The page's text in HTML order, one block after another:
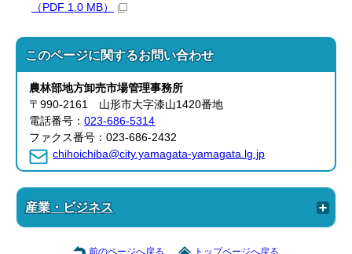
（PDF 1.0 MB）
このページに関するお問い合わせ
農林部地方卸売市場管理事務所
〒990-2161 山形市大字漆山1420番地
電話番号：023-686-5314
ファクス番号：023-686-2432
chihoichiba@city.yamagata-yamagata.lg.jp
産業・ビジネス
前のページへ戻る トップページへ戻る